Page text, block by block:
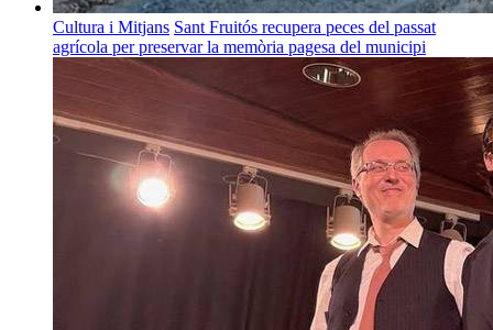
Cultura i Mitjans Sant Fruitós recupera peces del passat
agrícola per preservar la memòria pagesa del municipi